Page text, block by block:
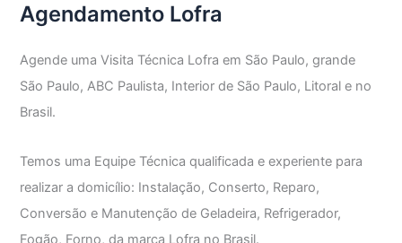
Agendamento Lofra
Agende uma Visita Técnica Lofra em São Paulo, grande
São Paulo, ABC Paulista, Interior de São Paulo, Litoral e no
Brasil.
Temos uma Equipe Técnica qualificada e experiente para
realizar a domicílio: Instalação, Conserto, Reparo,
Conversão e Manutenção de Geladeira, Refrigerador,
Fogão, Forno, da marca Lofra no Brasil.